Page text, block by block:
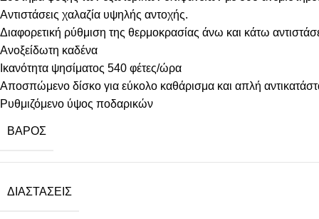
Αντιστάσεις χαλαζία υψηλής αντοχής.
Διαφορετική ρύθμιση της θερμοκρασίας άνω και κάτω
Ανοξείδωτη καδένα
Ικανότητα ψησίματος 540 φέτες/ώρα
Αποσπώμενο δίσκο για εύκολο καθάρισμα και απλή
Ρυθμιζόμενο ύψος ποδαρικών
ΒΆΡΟΣ
ΔΙΑΣΤΆΣΕΙΣ